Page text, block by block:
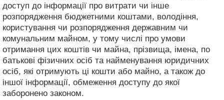
доступ до інформації про витрати чи інше
розпорядження бюджетними коштами, володіння,
користування чи розпорядження державним чи
комунальним майном, у тому числі про умови
отримання цих коштів чи майна, прізвища, імена, по
батькові фізичних осіб та найменування юридичних
осіб, які отримують ці кошти або майно, а також до
іншої інформації, обмеження доступу до якої
заборонено законом.